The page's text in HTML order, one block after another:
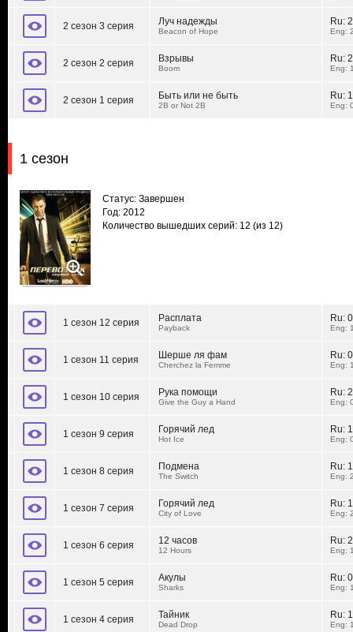
2 сезон 3 серия Луч надежды
Beacon of Hope
Ru:
Eng:
2 сезон 2 серия Взрывы
Boom
Ru:
Eng:
2 сезон 1 серия Быть или не быть
2B or Not 2B
Ru:
Eng:
1 сезон
Статус: Завершен
Год: 2012
Количество вышедших серий: 12 (из 12)
1 сезон 12 серия Расплата
Payback
Ru:
Eng:
1 сезон 11 серия Шерше ля фам
Cherchez la Femme
Ru:
Eng:
1 сезон 10 серия Рука помощи
Give the Guy a Hand
Ru:
Eng:
1 сезон 9 серия Горячий лед
Hot Ice
Ru:
Eng:
1 сезон 8 серия Подмена
The Switch
Ru:
Eng:
1 сезон 7 серия Горячий лед
City of Love
Ru:
Eng:
1 сезон 6 серия 12 часов
12 Hours
Ru:
Eng:
1 сезон 5 серия Акулы
Sharks
Ru:
Eng:
1 сезон 4 серия Тайник
Dead Drop
Ru:
Eng: